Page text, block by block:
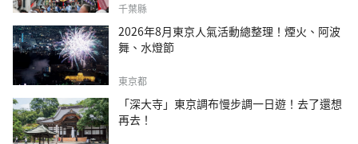
千葉縣
2026年8月東京人氣活動總整理！煙火、阿波
舞、水燈節
東京都
「深大寺」東京調布慢步調一日遊！去了還想
再去！